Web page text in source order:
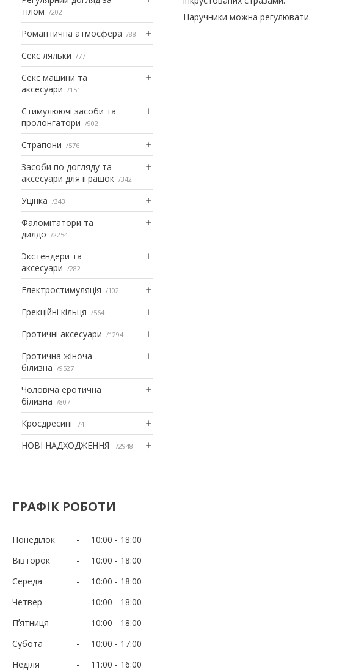
тілом
202
Романтична атмосфера 88
Секс ляльки 77
Секс машини та
аксесуари
151
Стимулюючі засоби та
пролонгатори
902
Страпони 576
Засоби по догляду та
аксесуари для іграшок
342
Уцінка 343
Фаломітатори та
дилдо
2254
Экстендери та
аксесуари
282
Електростимуляція 102
Ерекційні кільця 564
Еротичні аксесуари 1294
Еротична жіноча
білизна
9527
Чоловіча еротична
білизна
807
Кросдресинг 4
НОВІ НАДХОДЖЕННЯ 2948
ГРАФІК РОБОТИ
Понеділок 10:00
18:00
Вівторок
10:00
18:00
Середа
10:00
18:00
Четвер
10:00
18:00
Пʼятниця
10:00
18:00
Субота
10:00
17:00
Неділя
11:00 16:00
Наручники можна регулювати.